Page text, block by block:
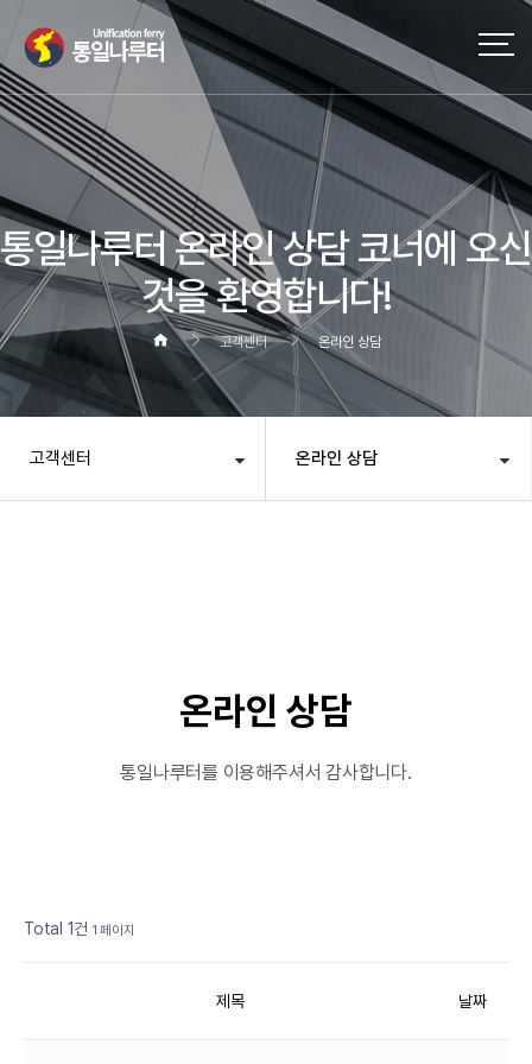
통일나루터 온라인 상담 코너에 오신
것을 환영합니다!
고객센터 온라인 상담
고객센터 온라인 상담
온라인 상담
통일나루터를 이용해주셔서 감사합니다.
Total 1건 1 페이지
제목 날짜